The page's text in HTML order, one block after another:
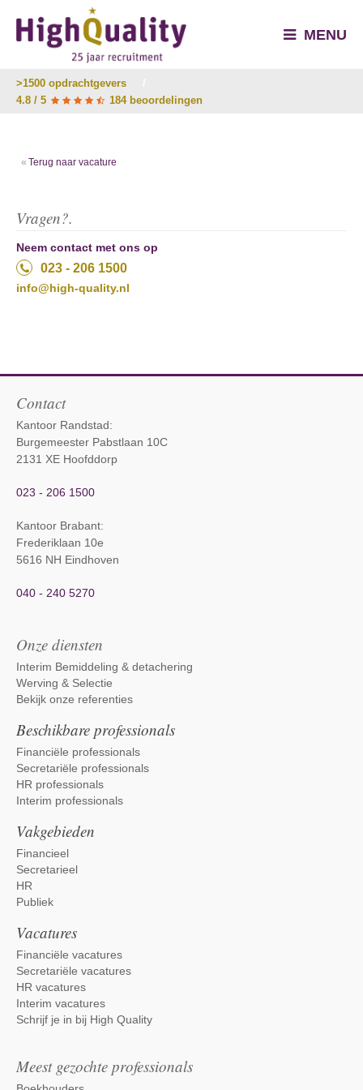
MENU
>1500 opdrachtgevers
4.8 / 5
184 beoordelingen
Terug naar vacature
Vragen?.
Neem contact met ons op
023 - 206 1500
info@high-quality.nl
Contact
Kantoor Randstad:
Burgemeester Pabstlaan 10C
2131 XE Hoofddorp
023 - 206 1500
Kantoor Brabant:
Frederiklaan 10e
5616 NH Eindhoven
040 - 240 5270
Onze diensten
Interim Bemiddeling & detachering
Werving & Selectie
Bekijk onze referenties
Beschikbare professionals
Financiële professionals
Secretariële professionals
HR professionals
Interim professionals
Vakgebieden
Financieel
Secretarieel
HR
Publiek
Vacatures
Financiële vacatures
Secretariële vacatures
HR vacatures
Interim vacatures
Schrijf je in bij High Quality
Meest gezochte professionals